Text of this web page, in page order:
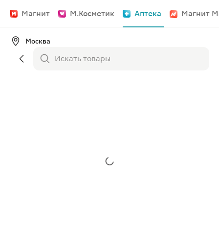
Магнит М.Косметик Аптека Магнит
Москва